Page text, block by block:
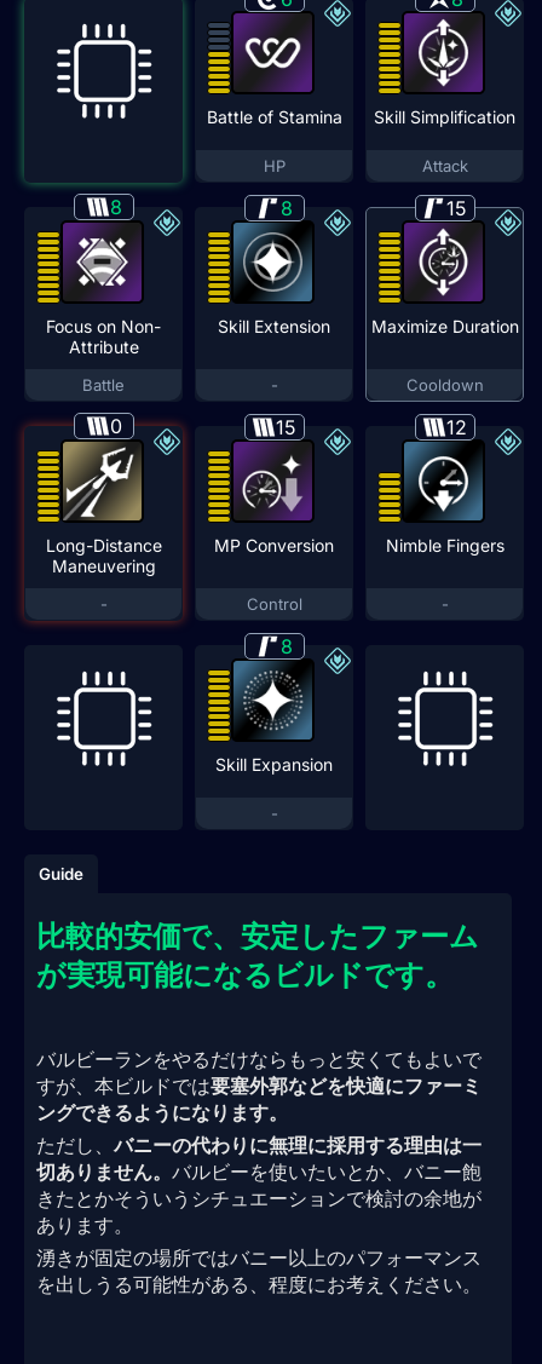
Battle of Stamina
HP
Skill Simplification
Attack
8
Focus on Non-
Attribute
Battle
8
Skill Extension
-
15
Maximize Duration
Cooldown
0
Long-Distance
Maneuvering
-
15
MP Conversion
Control
12
Nimble Fingers
-
8
Skill Expansion
-
Guide
比較的安価で、安定したファーム
が実現可能になるビルドです。
バルビーランをやるだけならもっと安くてもよいで
すが、本ビルドでは要塞外郭などを快適にファーミ
ングできるようになります。
ただし、バニーの代わりに無理に採用する理由は一
切ありません。 バルビーを使いたいとか、バニー飽
きたとかそういうシチュエーションで検討の余地が
あります。
湧きが固定の場所ではバニー以上のパフォーマンス
を出しうる可能性がある、程度にお考えください。